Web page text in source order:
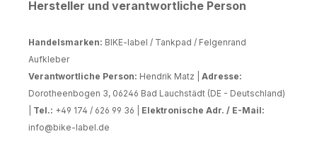
Hersteller und verantwortliche Person
Handelsmarken: BIKE-label / Tankpad / Felgenrand
Aufkleber
Verantwortliche Person: Hendrik Matz | Adresse:
Dorotheenbogen 3, 06246 Bad Lauchstädt (DE - Deutschland)
Tel.: +49 174 / 626 99 36 | Elektronische Adr. / E-Mail:
info@bike-label.de